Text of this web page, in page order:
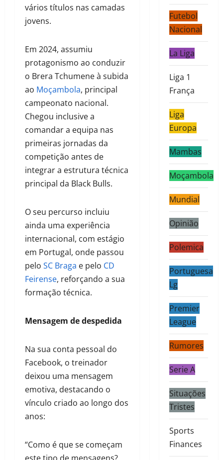
vários títulos nas camadas
jovens.
Em 2024, assumiu
protagonismo ao conduzir
o Brera Tchumene à subida
ao Moçambola, principal
campeonato nacional.
Chegou inclusive a
comandar a equipa nas
primeiras jornadas da
competição antes de
integrar a estrutura técnica
principal da Black Bulls.
O seu percurso incluiu
ainda uma experiência
internacional, com estágio
em Portugal, onde passou
pelo SC Braga e pelo CD
Feirense, reforçando a sua
formação técnica.
Mensagem de despedida
Na sua conta pessoal do
Facebook, o treinador
deixou uma mensagem
emotiva, destacando o
vínculo criado ao longo dos
anos:
“Como é que se começam
Futebol
Nacional
La Liga
Liga 1
França
Liga
Europa
Mambas
Moçambola
Mundial
Opinião
Polemica
Portuguesa
Lg
Premier
League
Rumores
Serie A
Situações
Tristes
Sports
Finances